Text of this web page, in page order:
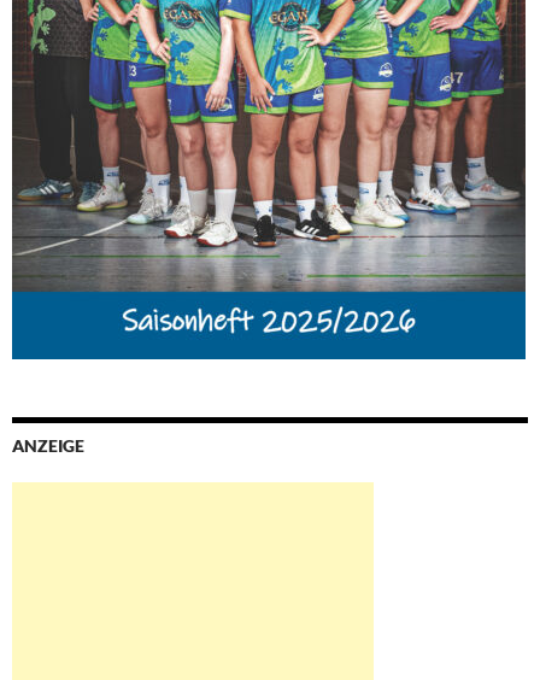
ANZEIGE